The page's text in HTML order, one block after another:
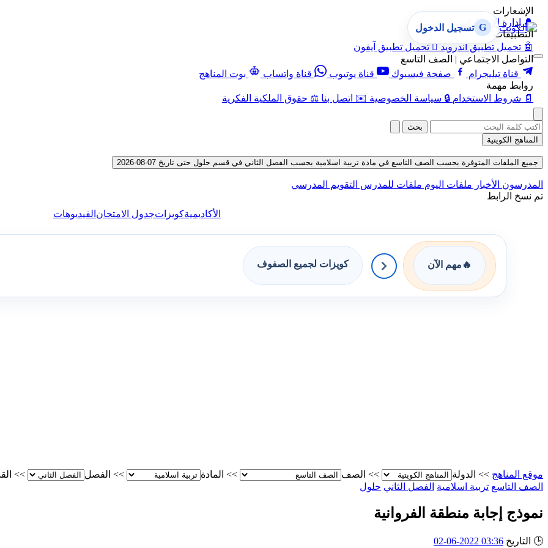
الإشعارات
🔔 إدارة الإشعارات
التطبيقات
🤖 تحميل تطبيق أندرويد  تحميل تطبيق آيفون
التواصل الاجتماعي | الصف التاسع
قناة تيليجرام
صفحة فيسبوك قناة يوتيوب قناة واتساب
بوت المناهج
روابط مهمة
📄 شروط الاستخدام 🔒 سياسة الخصوصية ✉️ اتصل بنا ⚖️ حقوق الملكية الفكرية
G تسجيل الدخول
بحث
المناهج الكويتية
جميع الملفات المتوفرة بحسب الصف التاسع في مادة تربية اسلامية بحسب الفصل الثاني في قسم حلول حتى تاريخ 07-08-2026
المدرسون الأخبار ملفات اليوم ملفات للمدرس التقويم المدرسي
تم نسخ الرابط
الأكاديميةكويزاتجدول الامتحان الفيديوهات
🔥 مهم الآن كويزات لجميع الصفوف
موقع المناهج >> الدولة >> الصف >> المادة >> الفصل >>
الصف التاسع تربية اسلامية الفصل الثاني حلول
نموذج إجابة منطقة الفروانية
🕒 التاريخ 03:36 2022-06-02